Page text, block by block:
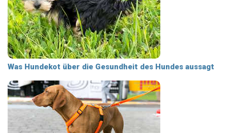
Was Hundekot über die Gesundheit des Hundes aussagt